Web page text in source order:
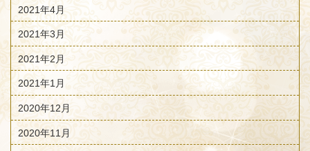
2021年4月
2021年3月
2021年2月
2021年1月
2020年12月
2020年11月